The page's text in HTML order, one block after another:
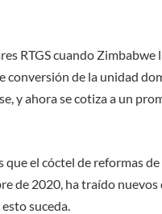
RTGS cuando
conversión de la unidad
y ahora se cotiza a un
el cóctel de reformas
de 2020, ha traído
suceda.